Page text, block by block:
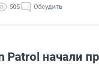
505 Обсудить
Patrol начали